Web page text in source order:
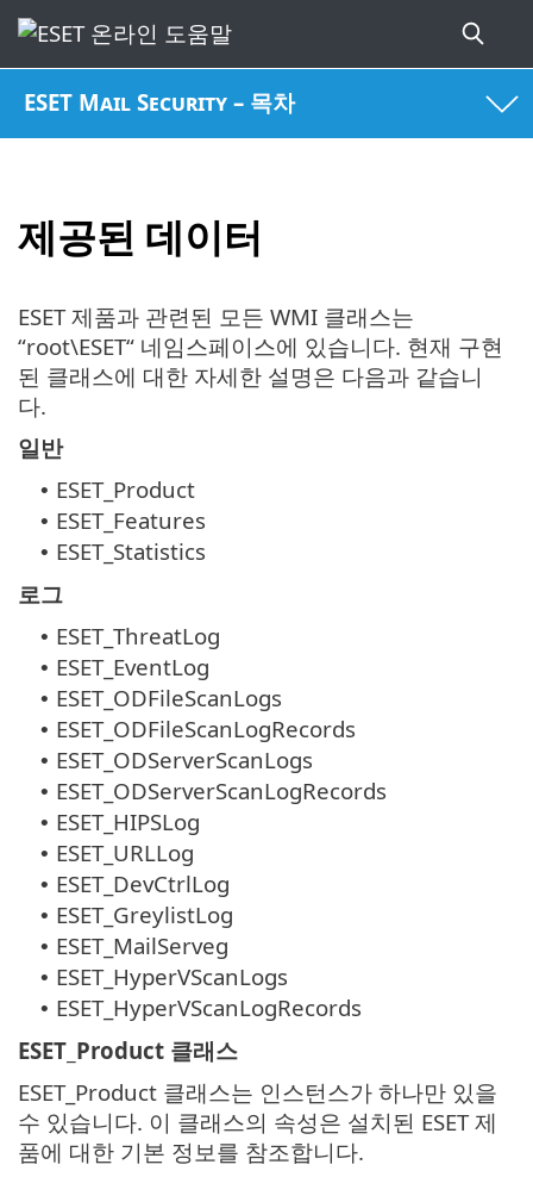
ESET Mail Security – 목차
제공된 데이터
ESET 제품과 관련된 모든 WMI 클래스는
“root\ESET“ 네임스페이스에 있습니다. 현재 구현
된 클래스에 대한 자세한 설명은 다음과 같습니
다.
일반
• ESET_Product
• ESET_Features
• ESET_Statistics
로그
• ESET_ThreatLog
• ESET_EventLog
• ESET_ODFileScanLogs
• ESET_ODFileScanLogRecords
• ESET_ODServerScanLogs
• ESET_ODServerScanLogRecords
• ESET_HIPSLog
• ESET_URLLog
• ESET_DevCtrlLog
• ESET_GreylistLog
• ESET_MailServeg
• ESET_HyperVScanLogs
• ESET_HyperVScanLogRecords
ESET_Product 클래스
ESET_Product 클래스는 인스턴스가 하나만 있을
수 있습니다. 이 클래스의 속성은 설치된 ESET 제
품에 대한 기본 정보를 참조합니다.